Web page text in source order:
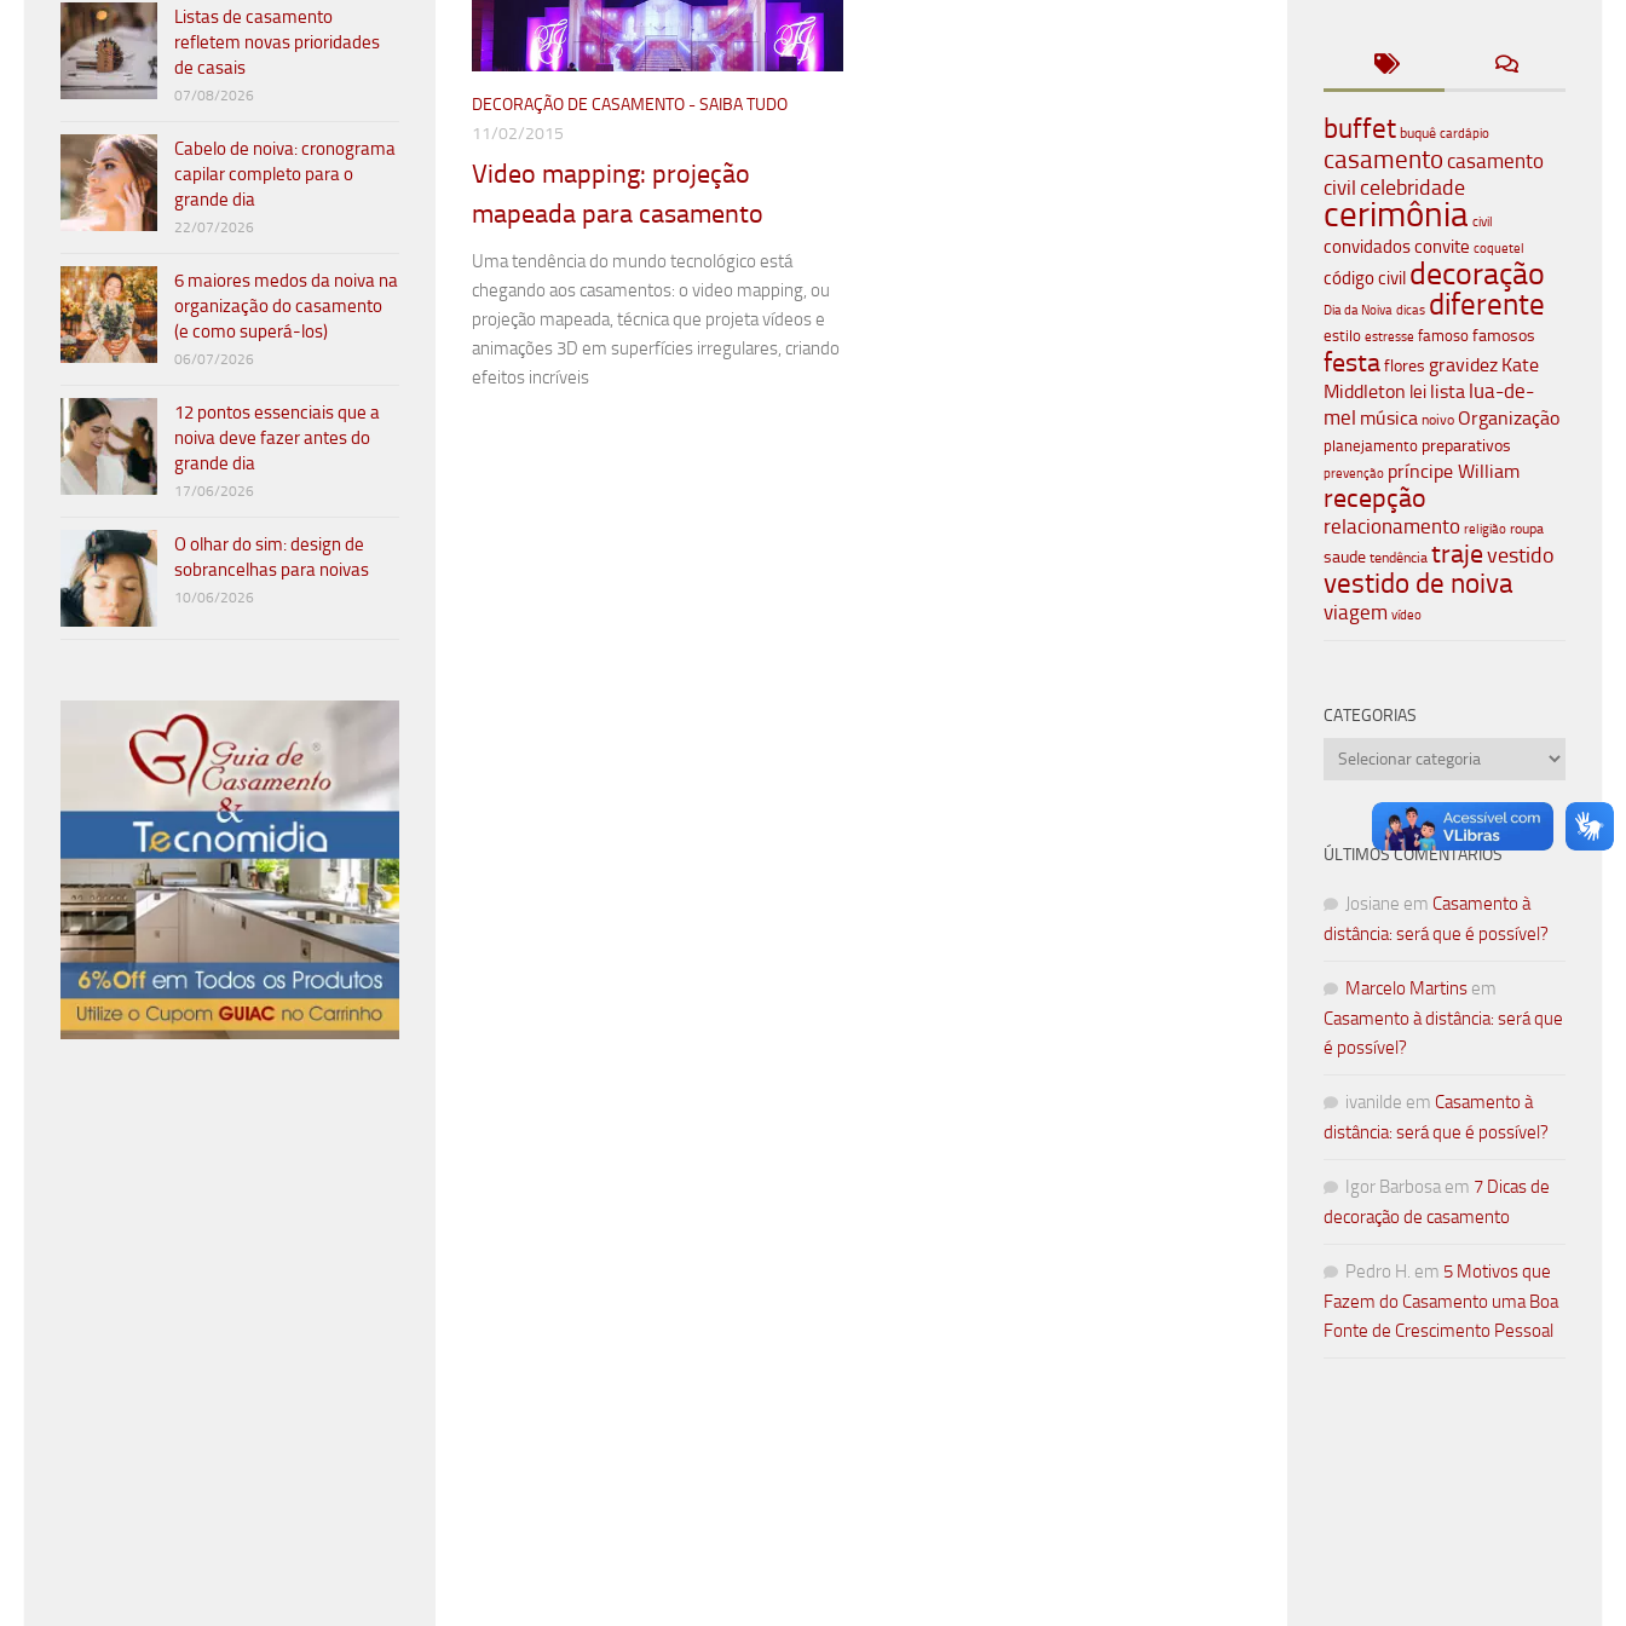
DECORAÇÃO DE CASAMENTO - SAIBA TUDO
11/02/2015
Video mapping: projeção
mapeada para casamento
Uma tendência do mundo tecnológico está
chegando aos casamentos: o video mapping, ou
projeção mapeada, técnica que projeta vídeos e
animações 3D em superfícies irregulares, criando
efeitos incríveis
Listas de casamento
refletem novas prioridades
de casais
07/08/2026
Cabelo de noiva: cronograma
capilar completo para o
grande dia
22/07/2026
6 maiores medos da noiva na
organização do casamento
(e como superá-los)
06/07/2026
12 pontos essenciais que a
noiva deve fazer antes do
grande dia
17/06/2026
O olhar do sim: design de
sobrancelhas para noivas
10/06/2026
buffet buquê cardápio
casamento casamento
civil celebridade
cerimônia civil
convidadosconvite coquetel
código civil decoração
Dia da Noiva dicas diferente
estilo estresse famoso famosos
festaflores gravidez Kate
Middleton lei lista lua-de-
mel música noivo Organização
planejamento preparativos
prevenção príncipe William
recepção
relacionamento religião roupa
saude tendência trajevestido
vestido de noiva
viagem vídeo
CATEGORIAS
Categorias
ÚLTIMOS COMENTÁRIOS
Josiane em Casamento à
distância: será que é possível?
Marcelo Martins em
Casamento à distância: será que
é possível?
ivanilde em Casamento à
distância: será que é possível?
Igor Barbosa em 7 Dicas de
decoração de casamento
Pedro H. em 5 Motivos que
Fazem do Casamento uma Boa
Fonte de Crescimento Pessoal